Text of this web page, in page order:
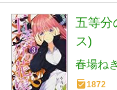
五等分
ス)
春場ね
1872